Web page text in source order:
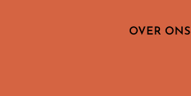
OVER ONS